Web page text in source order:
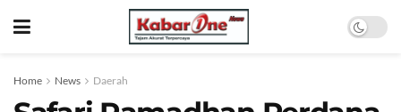
Home News Daerah